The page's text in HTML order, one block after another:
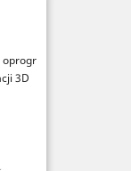
oprogr
3D